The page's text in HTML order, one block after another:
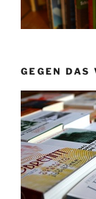
GEGEN DAS